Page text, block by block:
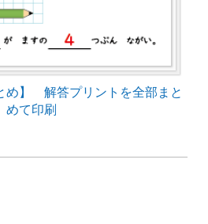
め】 解答プリントを全部まと
めて印刷